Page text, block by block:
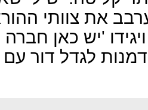
את צוותי
לא יתעוררו בגיל 19 ויגידו 'יש
לגדל דור